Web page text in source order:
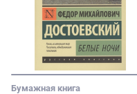
Бумажная книга